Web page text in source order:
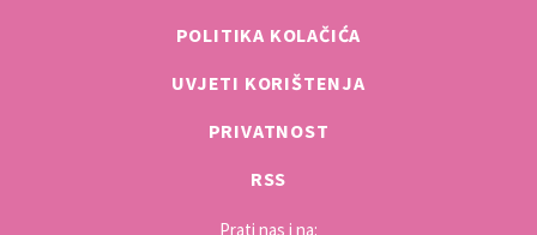
POLITIKA KOLAČIĆA
UVJETI KORIŠTENJA
PRIVATNOST
RSS
Prati nas i na: